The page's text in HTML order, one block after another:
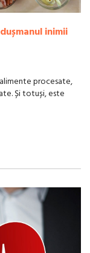
inimii
procesate,
Și totuși, este